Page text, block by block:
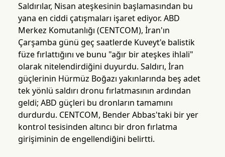
Saldırılar, Nisan ateşkesinin başlamasından bu
yana en ciddi çatışmaları işaret ediyor. ABD
Merkez Komutanlığı (CENTCOM), İran'ın
Çarşamba günü geç saatlerde Kuveyt'e balistik
füze fırlattığını ve bunu "ağır bir ateşkes ihlali"
olarak nitelendirdiğini duyurdu. Saldırı, İran
güçlerinin Hürmüz Boğazı yakınlarında beş adet
tek yönlü saldırı dronu fırlatmasının ardından
geldi; ABD güçleri bu dronların tamamını
durdurdu. CENTCOM, Bender Abbas'taki bir yer
kontrol tesisinden altıncı bir dron fırlatma
girişiminin de engellendiğini belirtti.